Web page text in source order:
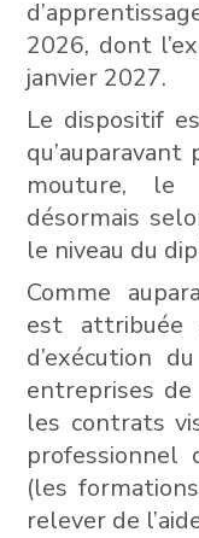
2026, dont
janvier 2027.
Le dispositif
mouture, le
désormais
le niveau du
Comme
est
d’exécution
entreprises
les contrats
professionnel
(les
relever de